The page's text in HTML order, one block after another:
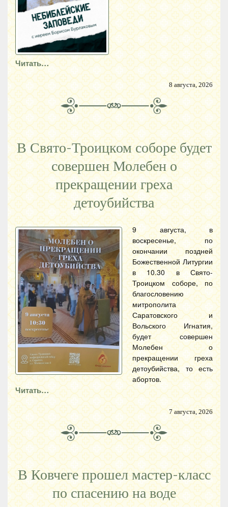
Читать…
8 августа, 2026
В Свято-Троицком соборе будет
совершен Молебен о
прекращении греха
детоубийства
9 августа, в
воскресенье, по
окончании поздней
Божественной Литургии
в 10.30 в Свято-
Троицком соборе, по
благословению
митрополита
Саратовского и
Вольского Игнатия,
будет совершен
Молебен о
прекращении греха
детоубийства, то есть
абортов.
Читать…
7 августа, 2026
В Ковчеге прошел мастер-класс
по спасению на воде